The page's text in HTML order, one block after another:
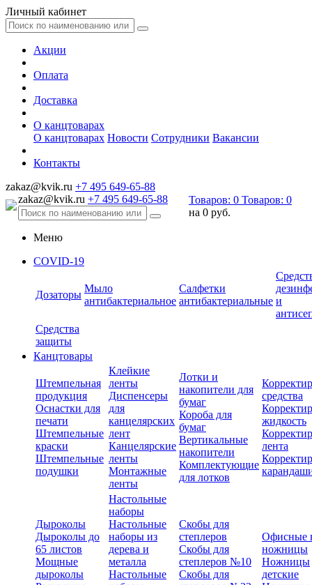
Личный кабинет
Акции
Оплата
Доставка
О канцтоварах
О канцтоварах Новости Сотрудники Вакансии
Контакты
zakaz@kvik.ru +7 495 649-65-88
zakaz@kvik.ru +7 495 649-65-88 Товаров: 0 Товаров: 0
на 0 руб.
Меню
COVID-19
Дозаторы
Мыло
антибактериальное
Салфетки
антибактериальные и
Средства
защиты
Канцтовары
Штемпельная
продукция
Оснастки для
печати
Штемпельные
краски
Штемпельные
подушки
Клейкие
ленты
Диспенсеры
для
канцелярских
лент
Канцелярские
ленты
Монтажные
ленты
Лотки и
накопители для
бумаг
Короба для
бумаг
Вертикальные
накопители
Комплектующие
для лотков
средства
жидкость
лента
Дыроколы
Дыроколы до
65 листов
Мощные
дыроколы
Настольные
наборы
Настольные
наборы из
дерева и
металла
Настольные
Скобы для
степлеров
Скобы для
степлеров №10
Скобы для
Офисные
ножницы
Ножницы
детские